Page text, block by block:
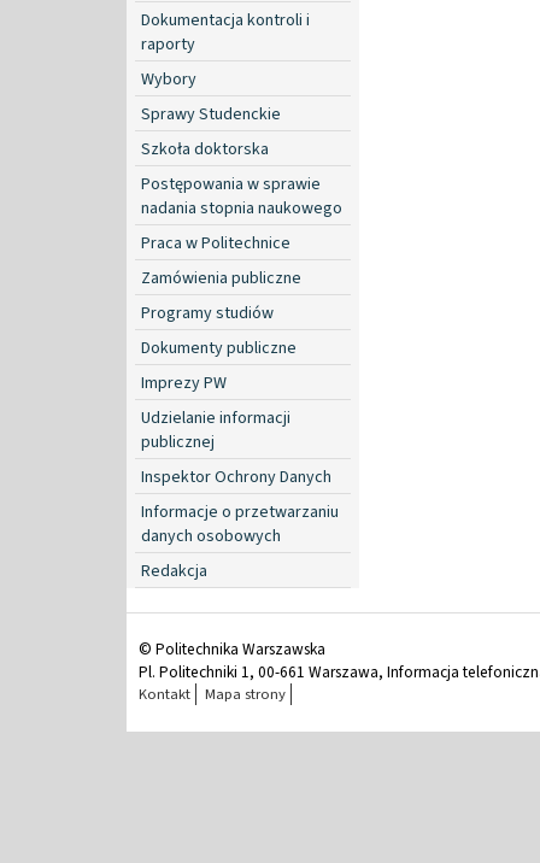
Dokumentacja kontroli i
raporty
Wybory
Sprawy Studenckie
Szkoła doktorska
Postępowania w sprawie
nadania stopnia naukowego
Praca w Politechnice
Zamówienia publiczne
Programy studiów
Dokumenty publiczne
Imprezy PW
Udzielanie informacji
publicznej
Inspektor Ochrony Danych
Informacje o przetwarzaniu
danych osobowych
Redakcja
© Politechnika Warszawska
Pl. Politechniki 1, 00-661 Warszawa, Informacja
Kontakt Mapa strony